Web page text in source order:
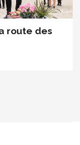
route des